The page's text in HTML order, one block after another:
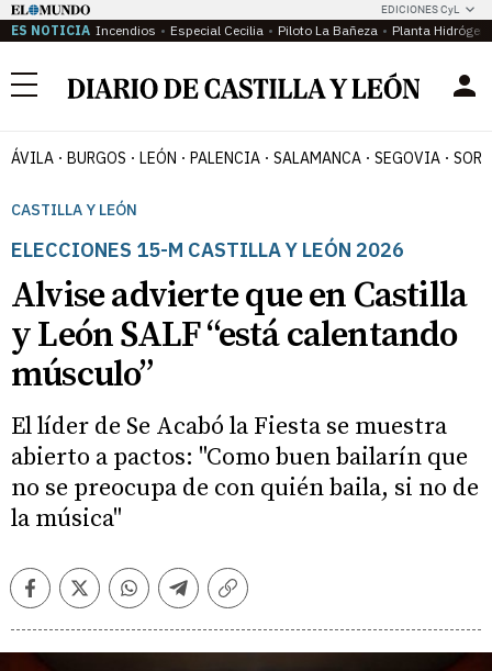
EDICIONES CyL
ES NOTICIA Incendios Especial Cecilia Piloto La Bañeza Planta
Menú
ÁVILA BURGOS LEÓN PALENCIA SALAMANCA SEGOVIA
CASTILLA Y LEÓN
ELECCIONES 15-M CASTILLA Y LEÓN 2026
Alvise advierte que en Castilla
y León SALF “está calentando
músculo”
El líder de Se Acabó la Fiesta se muestra
abierto a pactos: "Como buen bailarín que
no se preocupa de con quién baila, si no de
la música"
FacebookTwitterWhatsappTelegramCopiar